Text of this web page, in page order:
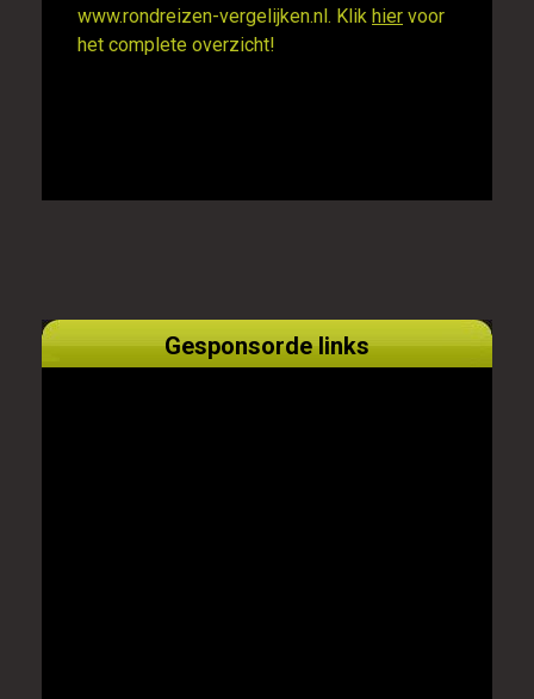
www.rondreizen-vergelijken.nl. Klik hier voor
het complete overzicht!
Gesponsorde links